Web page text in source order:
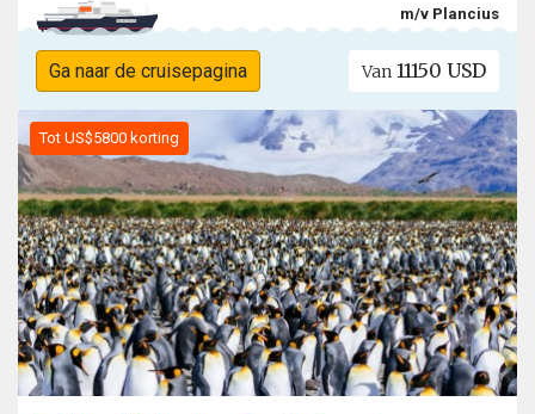
m/v Plancius
Ga naar de cruisepagina Van 11150 USD
Tot US$5800 korting